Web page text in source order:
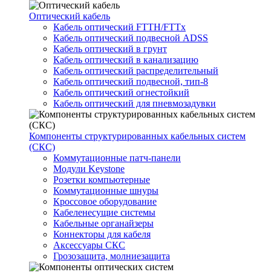
Оптический кабель
Кабель оптический FTTH/FTTx
Кабель оптический подвесной ADSS
Кабель оптический в грунт
Кабель оптический в канализацию
Кабель оптический распределительный
Кабель оптический подвесной, тип-8
Кабель оптический огнестойкий
Кабель оптический для пневмозадувки
Компоненты структурированных кабельных систем
(СКС)
Коммутационные патч-панели
Модули Keystone
Розетки компьютерные
Коммутационные шнуры
Кроссовое оборудование
Кабеленесущие системы
Кабельные органайзеры
Коннекторы для кабеля
Аксессуары СКС
Грозозащита, молниезащита